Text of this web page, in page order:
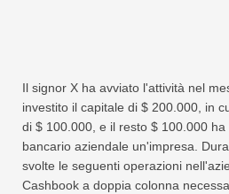
Il signor X ha avviato l'attività nel
investito il capitale di $ 200.000, in
di $ 100.000, e il resto $ 100.000
bancario aziendale un'impresa.
svolte le seguenti operazioni
Cashbook a doppia colonna